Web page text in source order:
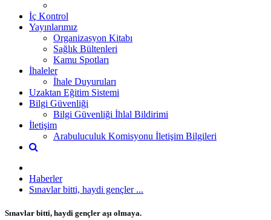
İç Kontrol
Yayınlarımız
Organizasyon Kitabı
Sağlık Bültenleri
Kamu Spotları
İhaleler
İhale Duyuruları
Uzaktan Eğitim Sistemi
Bilgi Güvenliği
Bilgi Güvenliği İhlal Bildirimi
İletişim
Arabuluculuk Komisyonu İletişim Bilgileri
Haberler
Sınavlar bitti, haydi gençler ...
Sınavlar bitti, haydi gençler aşı olmaya.